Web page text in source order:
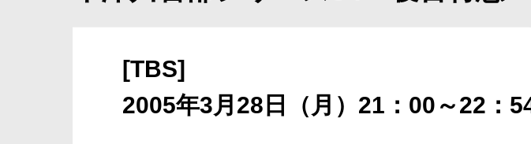
[TBS]
2005年3月28日（月）21：00～22：